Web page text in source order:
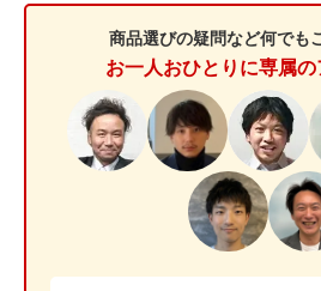
商品選びの疑問など何でも
お一人おひとりに専属